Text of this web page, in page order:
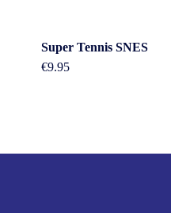
Super Tennis SNES
€9.95